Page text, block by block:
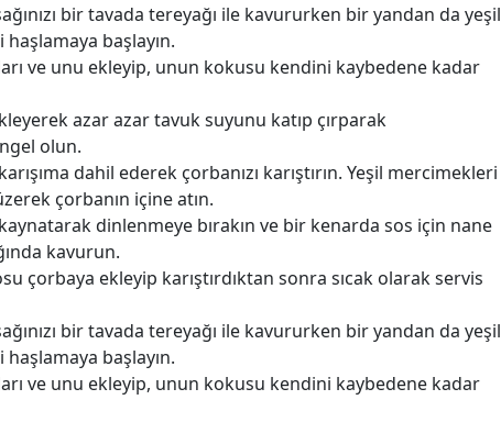
bir tavada tereyağı ile kavururken bir yandan da yeşil
başlayın.
ve unu ekleyip, unun kokusu kendini kaybedene kadar
azar azar tavuk suyunu katıp çırparak
olun.
dahil ederek çorbanızı karıştırın. Yeşil mercimekleri
çorbanın içine atın.
dinlenmeye bırakın ve bir kenarda sos için nane
kavurun.
çorbaya ekleyip karıştırdıktan sonra sıcak olarak servis
bir tavada tereyağı ile kavururken bir yandan da yeşil
başlayın.
ve unu ekleyip, unun kokusu kendini kaybedene kadar